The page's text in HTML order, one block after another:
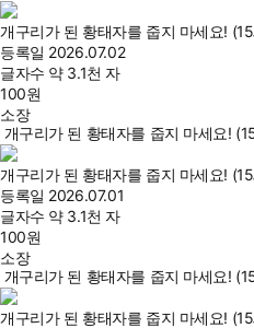
개구리가 된 황태자를 줍지 마세요!
등록일 2026.07.02
글자수 약 3.1천 자
100원
소장
개구리가 된 황태자를 줍지 마세요!
개구리가 된 황태자를 줍지 마세요!
등록일 2026.07.01
글자수 약 3.1천 자
100원
소장
개구리가 된 황태자를 줍지 마세요!
개구리가 된 황태자를 줍지 마세요!